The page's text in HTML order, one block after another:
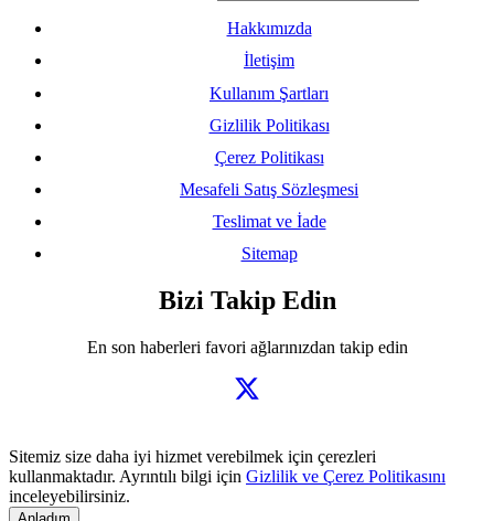
Hakkımızda
İletişim
Kullanım Şartları
Gizlilik Politikası
Çerez Politikası
Mesafeli Satış Sözleşmesi
Teslimat ve İade
Sitemap
Bizi Takip Edin
En son haberleri favori ağlarınızdan takip edin
Sitemiz size daha iyi hizmet verebilmek için çerezleri
kullanmaktadır. Ayrıntılı bilgi için Gizlilik ve Çerez Politikasını
inceleyebilirsiniz.